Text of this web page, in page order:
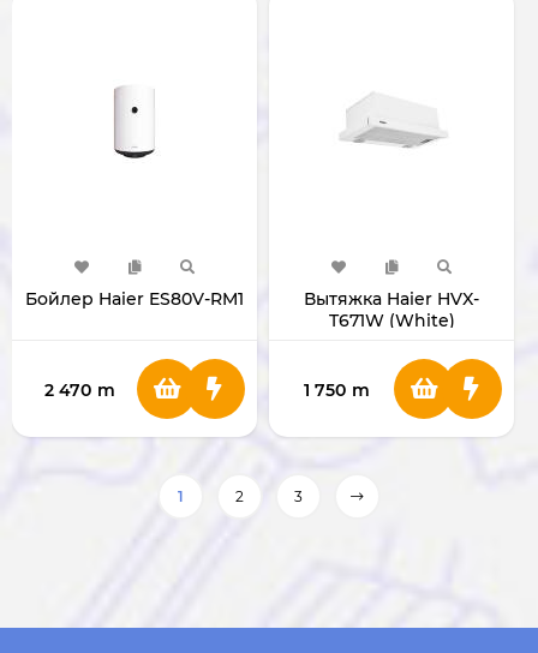
Бойлер Haier ES80V-RM1
2 470 m
Вытяжка Haier HVX-
T671W (White)
1 750 m
1 2 3